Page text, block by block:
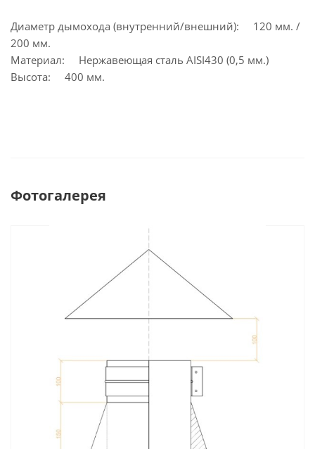
Диаметр дымохода (внутренний/внешний): 120 мм. /
200 мм.
Материал: Нержавеющая сталь AISI430 (0,5 мм.)
Высота: 400 мм.
Фотогалерея